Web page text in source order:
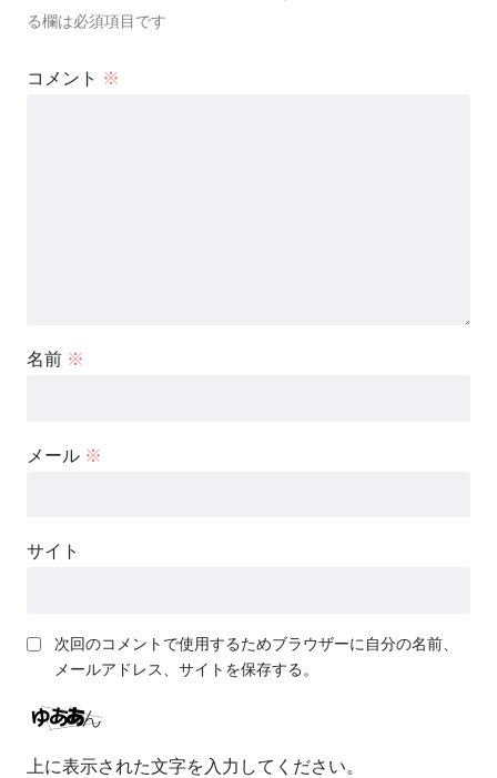
る欄は必須項目です
コメント ※
名前 ※
メール ※
サイト
次回のコメントで使用するためブラウザーに自分の名前、
メールアドレス、サイトを保存する。
上に表示された文字を入力してください。